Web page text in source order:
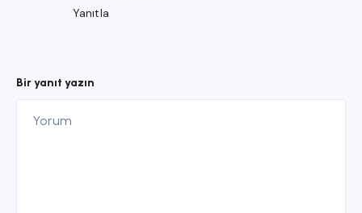
Yanıtla
Bir yanıt yazın